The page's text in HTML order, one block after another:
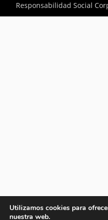
Responsabilidad Social
Utilizamos cookies para
nuestra web.